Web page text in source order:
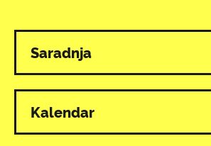
Svi programi
Saradnja
Kalendar